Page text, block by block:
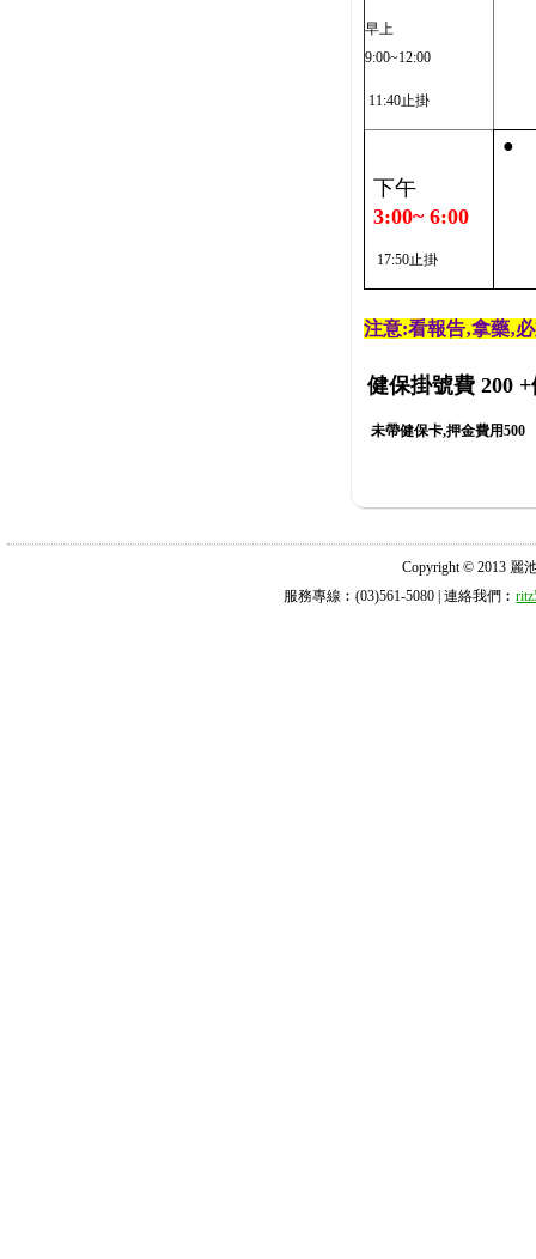
早上
9:00~12:00
11:40止掛
下午
3:00~ 6:00
17:50止掛
●
注意:看報告‚拿藥‚
健保掛號費 200 +
未帶健保卡,押金費用500
Copyright © 2013 麗
服務專線︰(03)561-5080 | 連絡我們︰